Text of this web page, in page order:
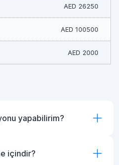
AED 26250
AED 100500
AED 2000
yapabilirim?
içindir?